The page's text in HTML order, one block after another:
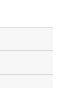
@unsplash.com
zulassen
zulassen
zulassen